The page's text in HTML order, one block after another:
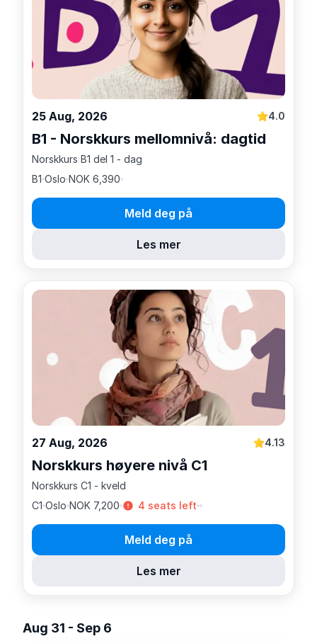
25 Aug, 2026 4.0
B1 - Norskkurs mellomnivå: dagtid
Norskkurs B1 del 1 - dag
B1 Oslo NOK 6,390
Meld deg på
Les mer
27 Aug, 2026 4.13
Norskkurs høyere nivå C1
Norskkurs C1 - kveld
C1 Oslo NOK 7,200 4 seats left
Meld deg på
Les mer
Aug 31 - Sep 6